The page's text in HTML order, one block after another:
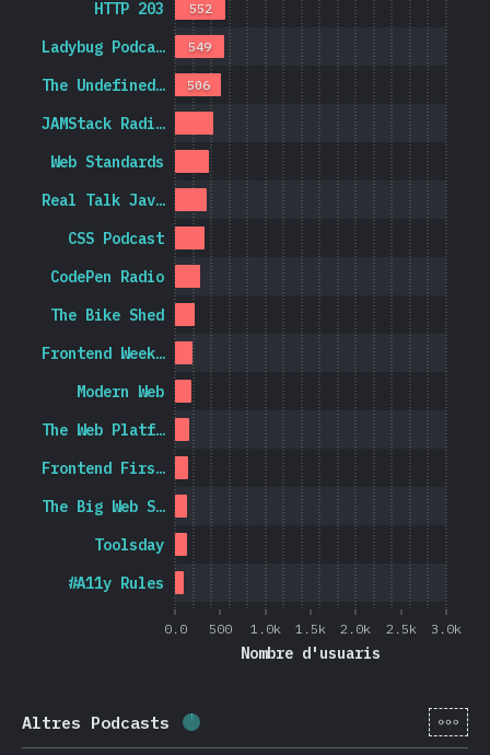
0.0 500 1.0k 1.5k 2.0k 2.5k 3.0k
Nombre d'usuaris
#A11y Rules
Toolsday
The Big Web S…
Frontend Firs…
The Web Platf…
Modern Web
Frontend Week…
The Bike Shed
CodePen Radio
CSS Podcast
Real Talk Jav…
Web Standards
JAMStack Radi…
The Undefined…
Ladybug Podca…
HTTP 203
506
549
552
Altres Podcasts Percentatge completat: 1.9 % (
[ca-